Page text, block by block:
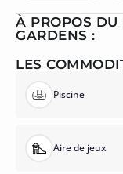
À PROPOS DU
GARDENS :
LES
Piscine
Aire de jeux